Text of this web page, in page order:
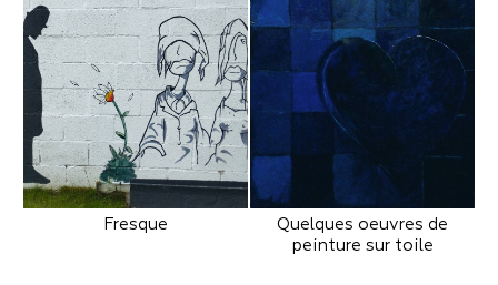
Fresque
Quelques oeuvres de
peinture sur toile